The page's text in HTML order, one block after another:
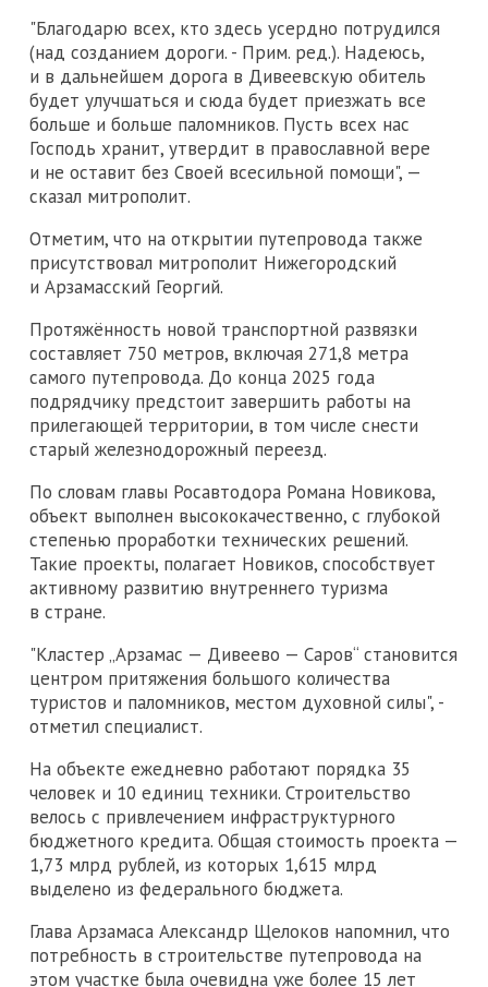
"Благодарю всех, кто здесь усердно потрудился
(над созданием дороги. - Прим. ред.). Надеюсь,
и в дальнейшем дорога в Дивеевскую обитель
будет улучшаться и сюда будет приезжать все
больше и больше паломников. Пусть всех нас
Господь хранит, утвердит в православной вере
и не оставит без Своей всесильной помощи", —
сказал митрополит.
Отметим, что на открытии путепровода также
присутствовал митрополит Нижегородский
и Арзамасский Георгий.
Протяжённость новой транспортной развязки
составляет 750 метров, включая 271,8 метра
самого путепровода. До конца 2025 года
подрядчику предстоит завершить работы на
прилегающей территории, в том числе снести
старый железнодорожный переезд.
По словам главы Росавтодора Романа Новикова,
объект выполнен высококачественно, с глубокой
степенью проработки технических решений.
Такие проекты, полагает Новиков, способствует
активному развитию внутреннего туризма
в стране.
"Кластер „Арзамас — Дивеево — Саров“ становится
центром притяжения большого количества
туристов и паломников, местом духовной силы", -
отметил специалист.
На объекте ежедневно работают порядка 35
человек и 10 единиц техники. Строительство
велось с привлечением инфраструктурного
бюджетного кредита. Общая стоимость проекта —
1,73 млрд рублей, из которых 1,615 млрд
выделено из федерального бюджета.
Глава Арзамаса Александр Щелоков напомнил, что
потребность в строительстве путепровода на
этом участке была очевидна уже более 15 лет